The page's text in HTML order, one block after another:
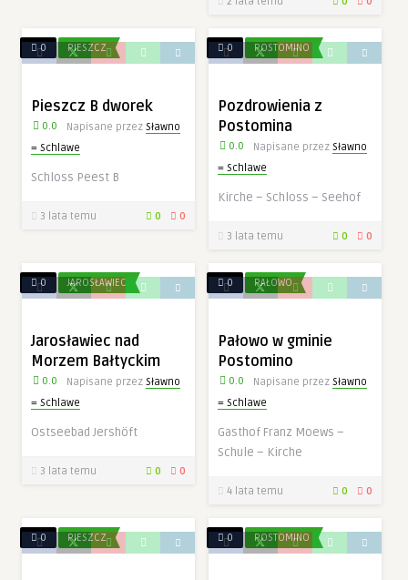
0 PIESZCZ
Pieszcz B dworek
0.0 Napisane przez Sławno
= Schlawe
Schloss Peest B
3 lata temu 0 0
0 POSTOMINO
Pozdrowienia z
Postomina
0.0 Napisane przez Sławno
= Schlawe
Kirche – Schloss – Seehof
3 lata temu 0 0
0 JAROSŁAWIEC
Jarosławiec nad
Morzem Bałtyckim
0.0 Napisane przez Sławno
= Schlawe
Ostseebad Jershöft
3 lata temu 0 0
0 PAŁOWO
Pałowo w gminie
Postomino
0.0 Napisane przez Sławno
= Schlawe
Gasthof Franz Moews –
Schule – Kirche
4 lata temu 0 0
0 PIESZCZ 0 POSTOMINO